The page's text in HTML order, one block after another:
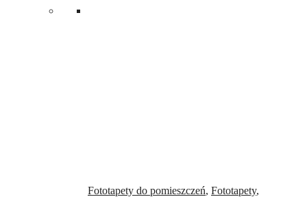
Fototapety do pomieszczeń, Fototapety,